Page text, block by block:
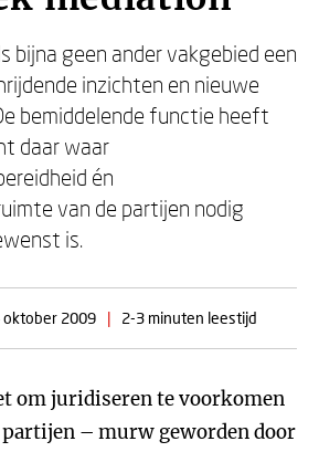
bijna geen ander vakgebied een
inzichten en nieuwe
bemiddelende functie heeft
daar waar
én
van de partijen nodig
is.
oktober 2009 | 2-3 minuten leestijd
om juridiseren te voorkomen
– murw geworden door